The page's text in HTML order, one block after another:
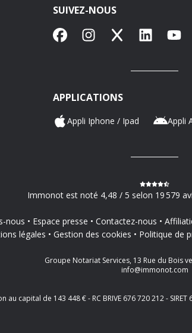
SUIVEZ-NOUS
FacebookInstagram
X LinkedIn
APPLICATIONS
Appli Iphone / Ipad Appli
Immonot est noté 4,48 / 5 selon 19 579
nous Espace presse Contactez-nous
légales
Gestion des cookies Politique de
Groupe Notariat Services, 13 Rue du Bois
info@immonot.com
capital de 143 448 € - RC BRIVE 676 720 212 -